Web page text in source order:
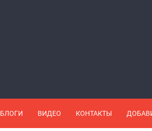
БЛОГИ ВИДЕО КОНТАКТЫ